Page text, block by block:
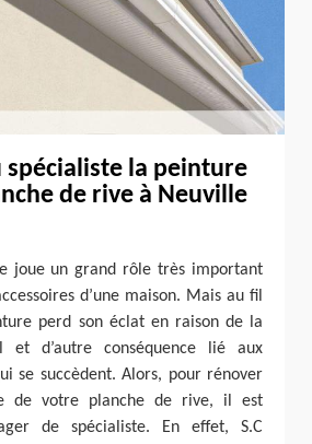
spécialiste la peinture
de rive à Neuville
joue un grand rôle très important
d’une maison. Mais au fil
perd son éclat en raison de la
et d’autre conséquence lié aux
se succèdent. Alors, pour rénover
de votre planche de rive, il est
de spécialiste. En effet, S.C